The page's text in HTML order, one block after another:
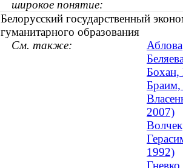
широкое понятие:
Белорусский государственный
гуманитарного образования
См. также:
Бохан,
Браим,
2007)
1992)